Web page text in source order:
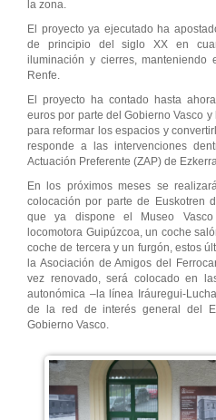
la zona.
El proyecto ya ejecutado ha
de principio del siglo XX en
iluminación y cierres, manteniendo
Renfe.
El proyecto ha contado hasta
euros por parte del Gobierno Vasco
para reformar los espacios y
responde a las intervenciones
Actuación Preferente (ZAP) de
En los próximos meses se
colocación por parte de Euskotren
que ya dispone el Museo
locomotora Guipúzcoa, un coche
coche de tercera y un furgón, estos
la Asociación de Amigos del
vez renovado, será colocado en
autonómica –la línea Iráuregui-
de la red de interés general del
Gobierno Vasco.